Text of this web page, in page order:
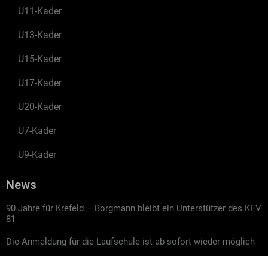
U11-Kader
U13-Kader
U15-Kader
U17-Kader
U20-Kader
U7-Kader
U9-Kader
News
90 Jahre für Krefeld – Borgmann bleibt ein Unterstützer des KEV
81
Die Anmeldung für die Laufschule ist ab sofort wieder möglich